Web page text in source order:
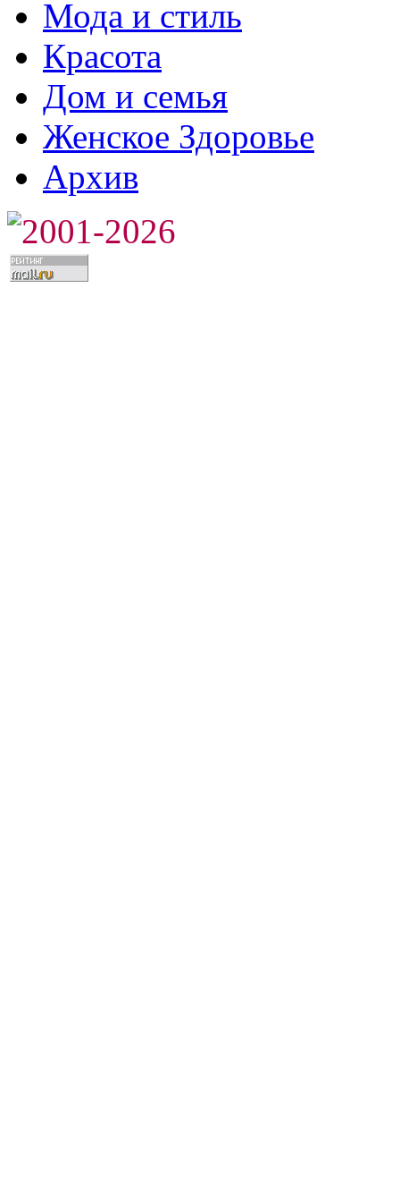
Мода и стиль
Красота
Дом и семья
Женское Здоровье
Архив
2001-2026